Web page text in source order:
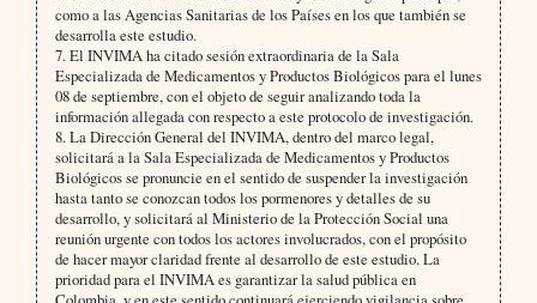
como a las Agencias Sanitarias de los Países en los que también se
desarrolla este estudio.
7. El INVIMA ha citado sesión extraordinaria de la Sala
Especializada de Medicamentos y Productos Biológicos para el lunes
08 de septiembre, con el objeto de seguir analizando toda la
información allegada con respecto a este protocolo de investigación.
8. La Dirección General del INVIMA, dentro del marco legal,
solicitará a la Sala Especializada de Medicamentos y Productos
Biológicos se pronuncie en el sentido de suspender la investigación
hasta tanto se conozcan todos los pormenores y detalles de su
desarrollo, y solicitará al Ministerio de la Protección Social una
reunión urgente con todos los actores involucrados, con el propósito
de hacer mayor claridad frente al desarrollo de este estudio. La
prioridad para el INVIMA es garantizar la salud pública en